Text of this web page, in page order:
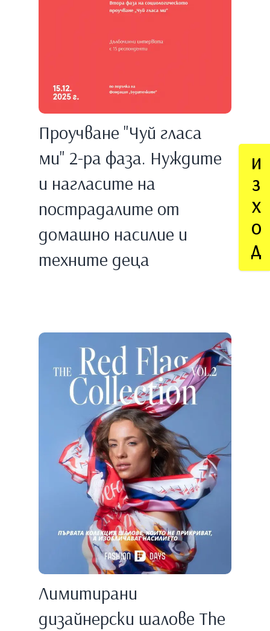
И
З
Х
О
Д
Проучване "Чуй гласа
ми" 2-ра фаза. Нуждите
и нагласите на
пострадалите от
домашно насилие и
техните деца
Лимитирани
дизайнерски шалове The